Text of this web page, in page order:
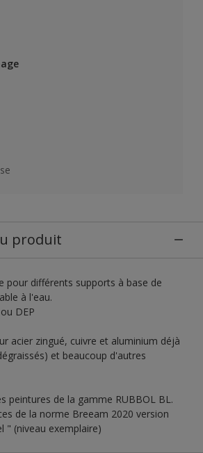
produit
pour différents supports à base de
à l'eau.
DEP
acier zingué, cuivre et aluminium déjà
et beaucoup d'autres
peintures de la gamme RUBBOL BL.
de la norme Breeam 2020 version
" (niveau exemplaire)